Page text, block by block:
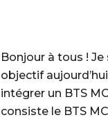
Bonjour à tous !
objectif
intégrer un BTS
consiste le BTS